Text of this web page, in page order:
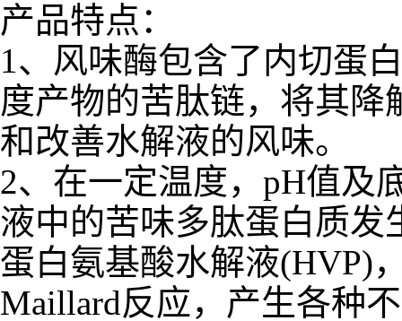
产品特点：
1、风味酶包含了内切蛋
度产物的苦肽链，将其
和改善水解液的风味。
2、在一定温度，pH值及
液中的苦味多肽蛋白质发
蛋白氨基酸水解液(HVP)
Maillard反应，产生各种